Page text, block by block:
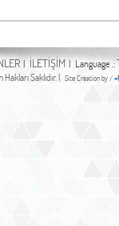
| İLETİŞİM | Language .:
Saklıdır. | Site Creation by /+